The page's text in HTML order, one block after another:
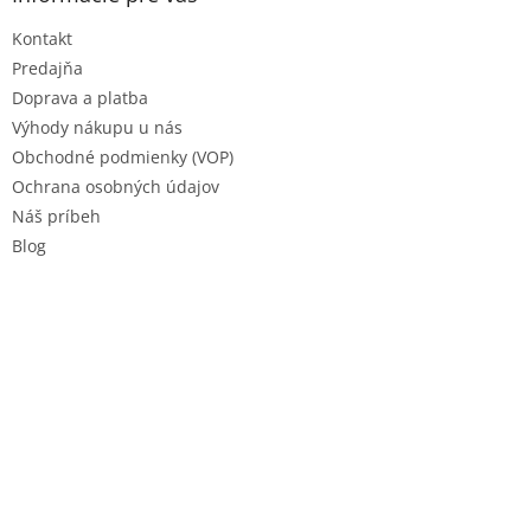
Kontakt
Predajňa
Doprava a platba
Výhody nákupu u nás
Obchodné podmienky (VOP)
Ochrana osobných údajov
Náš príbeh
Blog